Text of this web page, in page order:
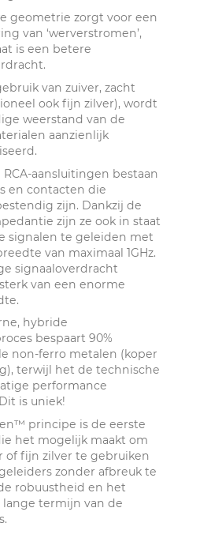
geometrie zorgt voor een
van ‘werverstromen’,
is een betere
van zuiver, zacht
ook fijn zilver), wordt
weerstand van de
aanzienlijk
aansluitingen bestaan
en contacten die
zijn. Dankzij de
zijn ze ook in staat
signalen te geleiden met
van maximaal 1GHz.
signaaloverdracht
van een enorme
hybride
bespaart 90%
non-ferro metalen (koper
terwijl het de technische
performance
is uniek!
principe is de eerste
het mogelijk maakt om
of fijn zilver te gebruiken
zonder afbreuk te
robuustheid en het
termijn van de